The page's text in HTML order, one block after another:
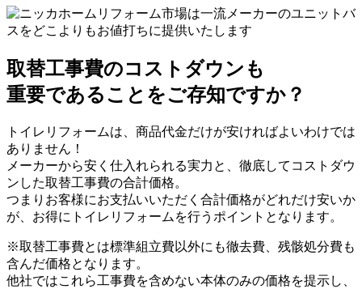
取替工事費のコストダウンも
重要であることをご存知ですか？
トイレリフォームは、商品代金だけが安ければよいわけでは
ありません！
メーカーから安く仕入れられる実力と、徹底してコストダウ
ンした取替工事費の合計価格。
つまりお客様にお支払いいただく合計価格がどれだけ安いか
が、お得にトイレリフォームを行うポイントとなります。
※取替工事費とは標準組立費以外にも徹去費、残骸処分費も
含んだ価格となります。
他社ではこれら工事費を含めない本体のみの価格を提示し、